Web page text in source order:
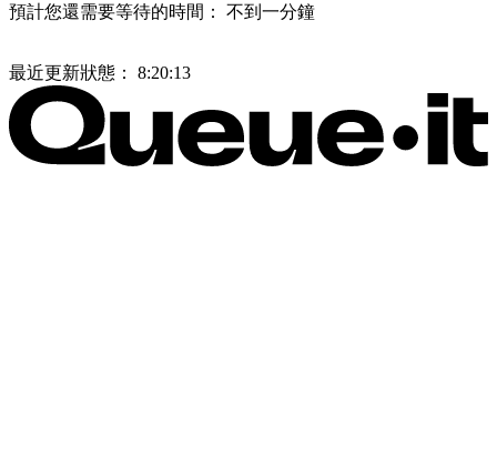
預計您還需要等待的時間： 不到一分鐘
最近更新狀態： 8:20:13